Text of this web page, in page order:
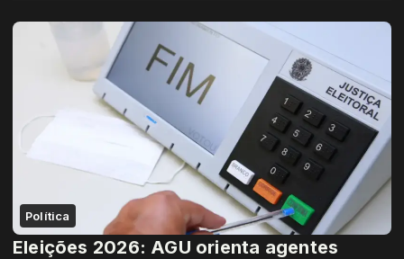
Política
Eleições 2026: AGU orienta agentes